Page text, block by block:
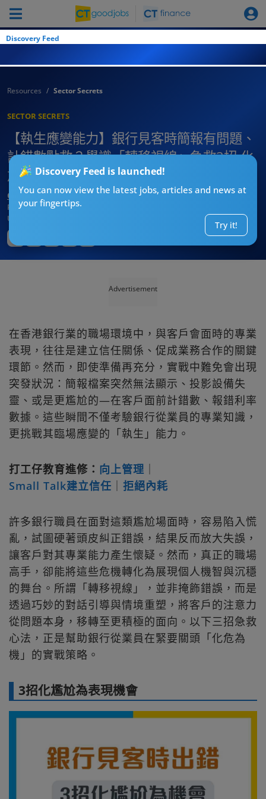
Discovery Feed
Discovery Feed is launched!
You can now view the latest jobs, articles and news at
your fingertips.
Try it!
Resources Sector Secrets
SECTOR SECRETS
【執生應變能力】銀行見客時簡報有問題、
計錯數點救？學識「轉移視線」急救3招 化
尷尬為表現機會！
CT進修導師阿J
Published:2026-04-19 16:00
Updated:
Advertisement
在香港銀行業的職場環境中，與客戶會面時的專業
表現，往往是建立信任關係、促成業務合作的關鍵
環節。然而，即使準備再充分，實戰中難免會出現
突發狀況：簡報檔案突然無法顯示、投影設備失
靈、或是更尷尬的—在客戶面前計錯數、報錯利率
數據。這些瞬間不僅考驗銀行從業員的專業知識，
更挑戰其臨場應變的「執生」能力。
打工仔教育進修： 向上管理
Small Talk建立信任
拒絕內耗
許多銀行職員在面對這類尷尬場面時，容易陷入慌
亂，試圖硬著頭皮糾正錯誤，結果反而放大失誤，
讓客戶對其專業能力產生懷疑。然而，真正的職場
高手，卻能將這些危機轉化為展現個人機智與沉穩
的舞台。所謂「轉移視線」，並非掩飾錯誤，而是
透過巧妙的對話引導與情境重塑，將客戶的注意力
從問題本身，移轉至更積極的面向。以下三招急救
心法，正是幫助銀行從業員在緊要關頭「化危為
機」的實戰策略。
3招化尷尬為表現機會